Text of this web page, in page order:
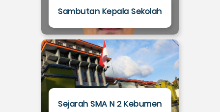
Sambutan Kepala Sekolah
Sejarah SMA N 2 Kebumen